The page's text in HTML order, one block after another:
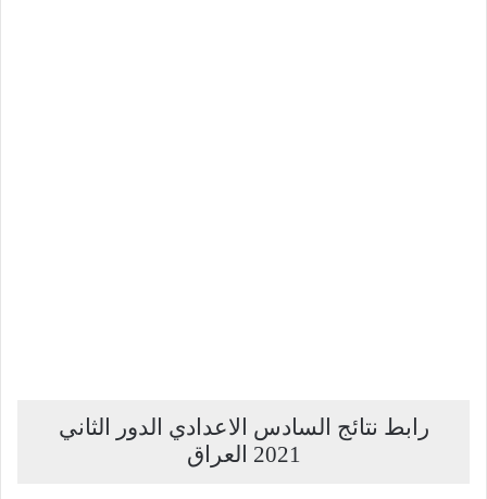
رابط نتائج السادس الاعدادي الدور الثاني
2021 العراق